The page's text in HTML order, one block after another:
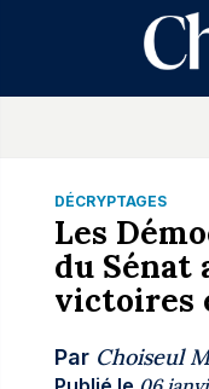
DÉCRYPTAGES
Les
du Sénat
victoires
Par Choiseul